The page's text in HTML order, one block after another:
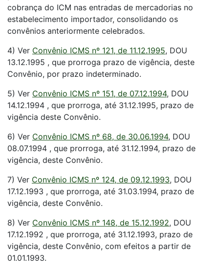
cobrança do ICM nas entradas de mercadorias no
estabelecimento importador, consolidando os
convênios anteriormente celebrados.
4) Ver Convênio ICMS nº 121, de 11.12.1995, DOU
13.12.1995 , que prorroga prazo de vigência, deste
Convênio, por prazo indeterminado.
5) Ver Convênio ICMS nº 151, de 07.12.1994, DOU
14.12.1994 , que prorroga, até 31.12.1995, prazo de
vigência deste Convênio.
6) Ver Convênio ICMS nº 68, de 30.06.1994, DOU
08.07.1994 , que prorroga, até 31.12.1994, prazo de
vigência, deste Convênio.
7) Ver Convênio ICMS nº 124, de 09.12.1993, DOU
17.12.1993 , que prorroga, até 31.03.1994, prazo de
vigência, deste Convênio.
8) Ver Convênio ICMS nº 148, de 15.12.1992, DOU
17.12.1992 , que prorroga, até 31.12.1993, prazo de
vigência, deste Convênio, com efeitos a partir de
01.01.1993.